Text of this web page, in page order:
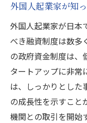
外国人起業家が知
外国人起業家が日本
べき融資制度は数多
の政府資金制度は、
タートアップに非常
は、しっかりとした
の成長性を示すこと
機関との取引を開始